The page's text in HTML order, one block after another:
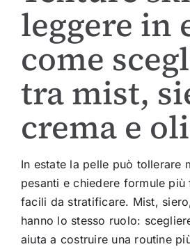
leggere in
come
tra mist,
crema e
In estate la pelle può tollerare
pesanti e chiedere formule
facili da stratificare. Mist,
hanno lo stesso ruolo:
aiuta a costruire una routine